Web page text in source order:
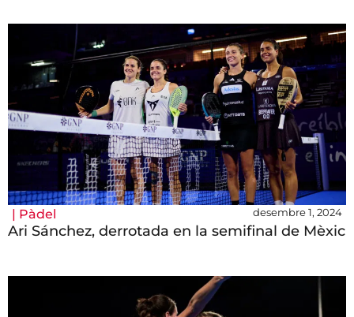
| Pàdel desembre 1, 2024
Ari Sánchez, derrotada en la semifinal de Mèxic